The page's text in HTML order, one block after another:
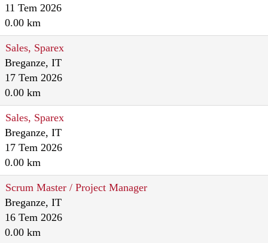
11 Tem 2026
0.00 km
Sales, Sparex
Breganze, IT
17 Tem 2026
0.00 km
Sales, Sparex
Breganze, IT
17 Tem 2026
0.00 km
Scrum Master / Project Manager
Breganze, IT
16 Tem 2026
0.00 km